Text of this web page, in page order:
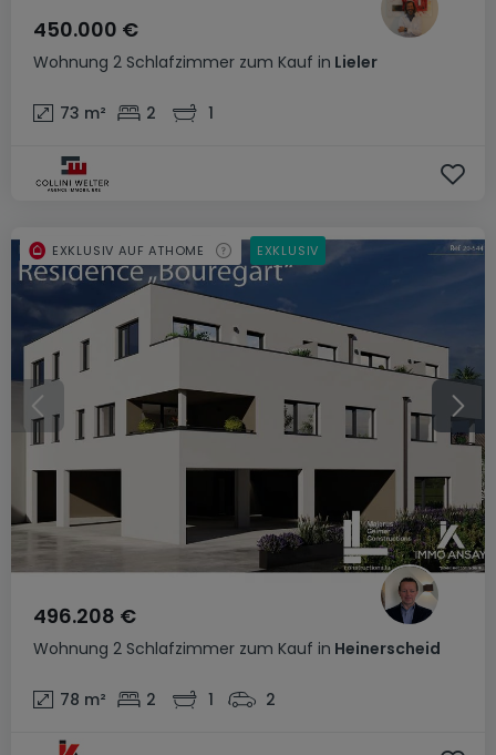
Wohnung 2 Schlafzimmer zum Kauf in Lieler
450.000 €
73 m² 2 1
Wohnung 2 Schlafzimmer zum Kauf in Heinerscheid
496.208 €
78 m² 2 1 2
EXKLUSIV AUF ATHOME EXKLUSIV